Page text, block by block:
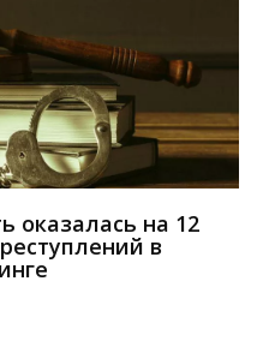
оказалась на 12
в